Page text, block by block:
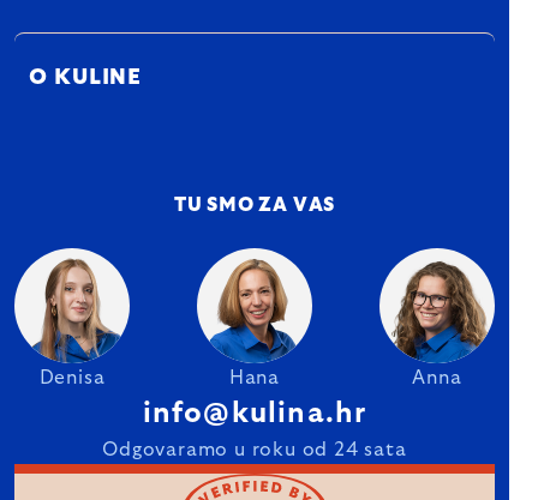
O KULINE
TU SMO ZA VAS
Denisa Hana Anna
info@kulina.hr
Odgovaramo u roku od 24 sata